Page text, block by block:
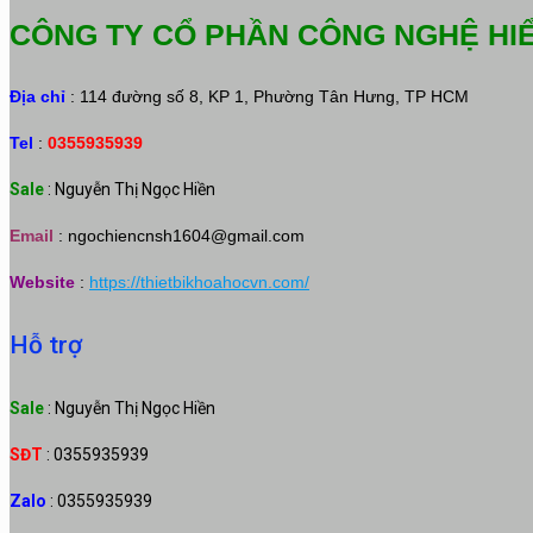
CÔNG TY CỔ PHẦN CÔNG NGHỆ
Địa chỉ : 114 đường số 8, KP 1, Phường Tân Hưng, TP HCM
Tel : 0355935939
Sale : Nguyễn Thị Ngọc Hiền
Email : ngochiencnsh1604@gmail.com
Website : https://thietbikhoahocvn.com/
Hỗ trợ
Sale : Nguyễn Thị Ngọc Hiền
SĐT : 0355935939
Zalo : 0355935939